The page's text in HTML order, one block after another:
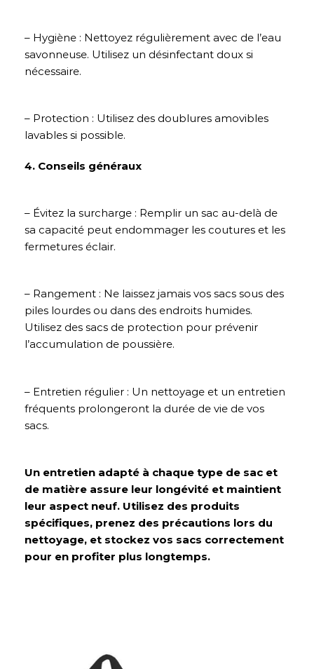
– Hygiène : Nettoyez régulièrement avec de l’eau
savonneuse. Utilisez un désinfectant doux si
nécessaire.
– Protection : Utilisez des doublures amovibles
lavables si possible.
4. Conseils généraux
– Évitez la surcharge : Remplir un sac au-delà de
sa capacité peut endommager les coutures et les
fermetures éclair.
– Rangement : Ne laissez jamais vos sacs sous des
piles lourdes ou dans des endroits humides.
Utilisez des sacs de protection pour prévenir
l’accumulation de poussière.
– Entretien régulier : Un nettoyage et un entretien
fréquents prolongeront la durée de vie de vos
sacs.
Un entretien adapté à chaque type de sac et
de matière assure leur longévité et maintient
leur aspect neuf. Utilisez des produits
spécifiques, prenez des précautions lors du
nettoyage, et stockez vos sacs correctement
pour en profiter plus longtemps.